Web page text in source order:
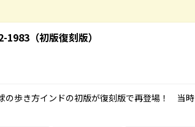
（初版復刻版）
の歩き方インドの初版が復刻版で再登場！ 当時